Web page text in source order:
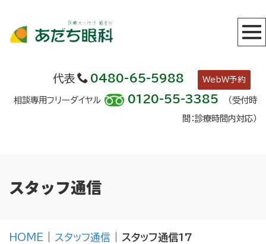
代表 0480-65-5988 WebW予約
相談専用フリーダイヤル 0120-55-3385 （受付時
間：診療時間内対応）
スタッフ通信
HOME スタッフ通信 スタッフ通信17